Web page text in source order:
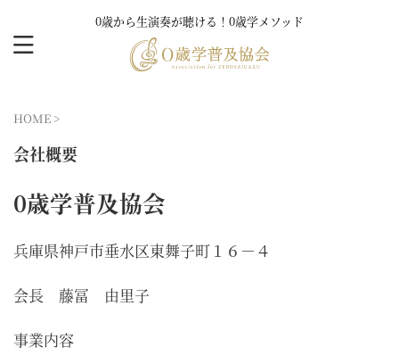
0歳から生演奏が聴ける！0歳学メソッド
HOME >
会社概要
0歳学普及協会
兵庫県神戸市垂水区東舞子町１６－４
会長 藤冨 由里子
事業内容